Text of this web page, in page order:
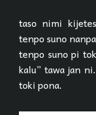
taso nimi
tenpo suno
tenpo suno pi
ka­lu” tawa jan
toki pona.